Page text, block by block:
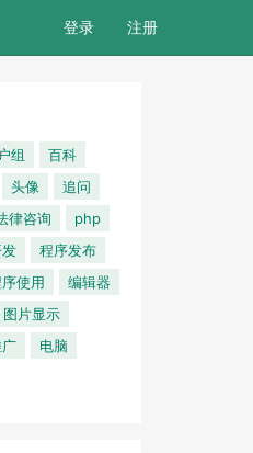
登录 注册
组
百科
头像
追问
律咨询
php
程序发布
使用
编辑器
图片显示
电脑